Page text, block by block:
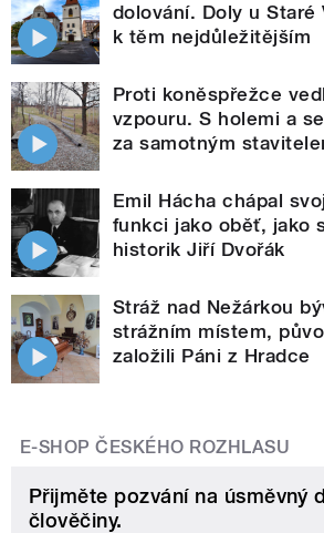
dolování. Doly u Staré
k těm nejdůležitějším
Proti koněspřežce
vzpouru. S holemi a
za samotným
Emil Hácha chápal
funkci jako oběť, jako
historik Jiří Dvořák
Stráž nad Nežárkou
strážním místem,
založili Páni z Hradce
E-SHOP ČESKÉHO ROZHLASU
Přijměte pozvání na úsměvný
člověčiny.